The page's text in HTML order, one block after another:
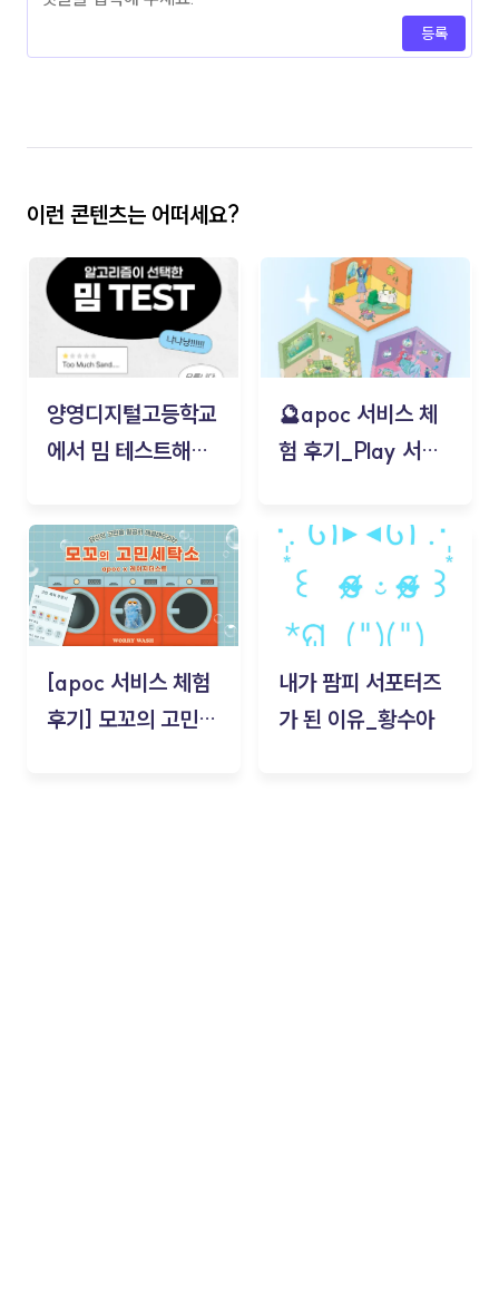
등록
이런 콘텐츠는 어떠세요?
양영디지털고등학교
에서 밈 테스트해보
🔮apoc 서비스 체
험 후기_Play 서비
김태현
[apoc 서비스 체험
후기] 모꼬의 고민세
내가 팜피 서포터즈
가 된 이유_황수아